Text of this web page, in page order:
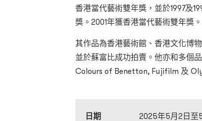
香港當代藝術雙年獎，並於1997及
獎。2001年獲香港當代藝術雙年獎。
其作品為香港藝術館、香港文化博
並於蘇富比成功拍賣。他亦和多個
Colours of Benetton, Fujifilm 及
日期 2025年5月2日至